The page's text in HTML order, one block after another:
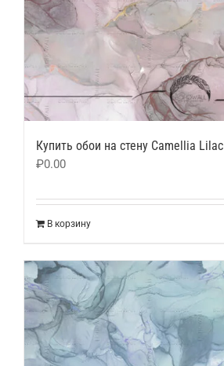
Купить обои на стену Camellia Lilac
₽0.00
В корзину